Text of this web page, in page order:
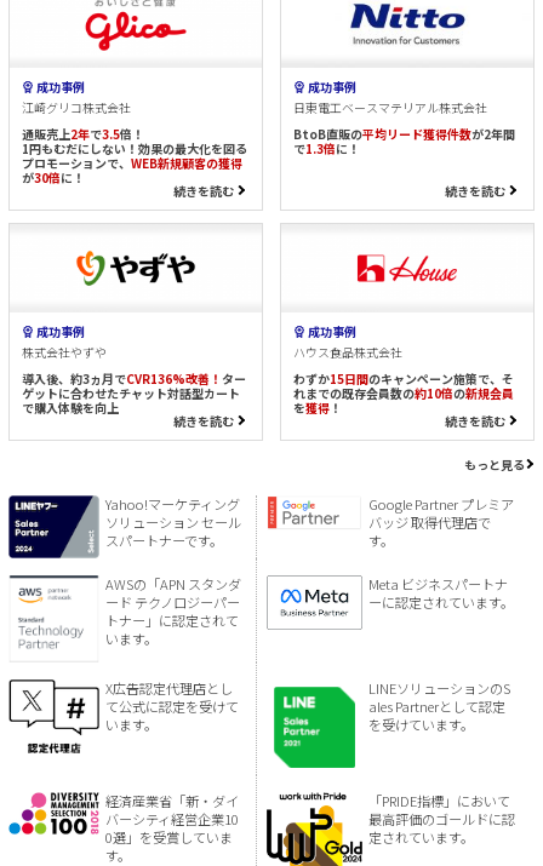
成功事例
江崎グリコ株式会社
通販売上2年で3.5倍！
1円もむだにしない！効果の最大化を図る
プロモーションで、WEB新規顧客の獲得
が30倍に！
続きを読む
成功事例
日東電工ベースマテリアル株式会社
BtoB直販の平均リード獲得件数が2年間
で1.3倍に！
続きを読む
成功事例
株式会社やずや
導入後、約3ヵ月でCVR136%改善！ ター
ゲットに合わせたチャット対話型カート
で購入体験を向上
続きを読む
成功事例
ハウス食品株式会社
わずか15日間のキャンペーン施策で、そ
れまでの既存会員数の約10倍の新規会員
を獲得！
続きを読む
もっと見る
Yahoo!マーケティング
ソリューション セール
スパートナーです。
Google Partner プレミア
バッジ 取得代理店で
す。
AWSの「APN スタンダ
ード テクノロジーパー
トナー」に認定されて
います。
Meta ビジネスパートナ
ーに認定されています。
X広告認定代理店とし
て公式に認定を受けて
います。
LINEソリューションのS
ales Partnerとして認定
を受けています。
経済産業省「新・ダイ
バーシティ経営企業10
0選」を受賞していま
す。
「PRIDE指標」において
最高評価のゴールドに認
定されています。